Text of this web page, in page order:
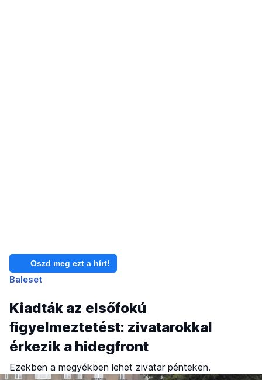
Oszd meg ezt a hírt!
Baleset
Kiadták az elsőfokú
figyelmeztetést: zivatarokkal
érkezik a hidegfront
Ezekben a megyékben lehet zivatar pénteken.